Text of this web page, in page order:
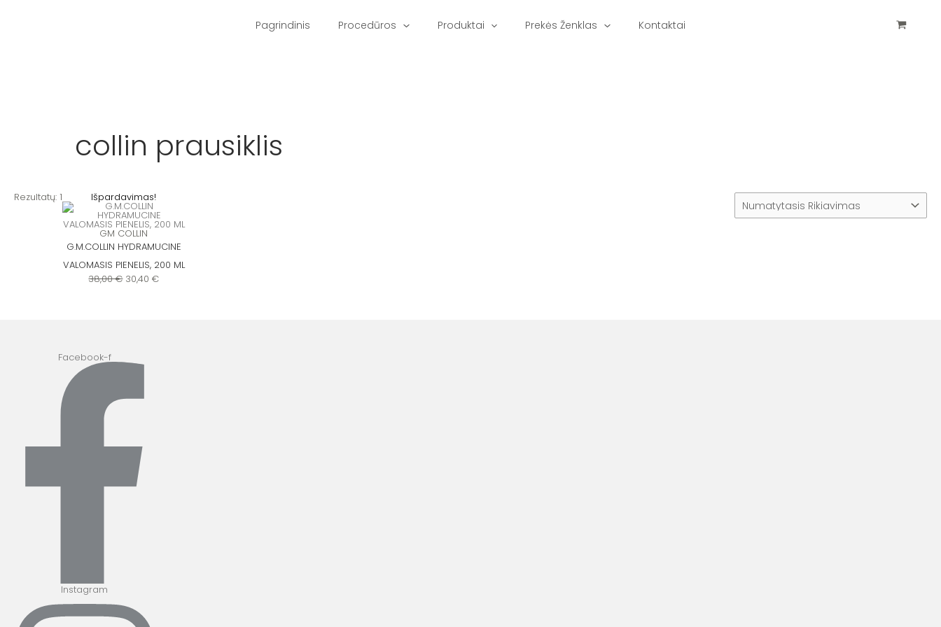
Pagrindinis Procedūros Produktai Prekės Ženklas Kontaktai
collin prausiklis
Rezultatų: 1 Išpardavimas!
GM COLLIN
G.M.COLLIN HYDRAMUCINE
VALOMASIS PIENELIS, 200 ML
38,00€
Original
price
was:
38,00 €.
30,40€
is:
30,40 €.
Facebook-f
Instagram